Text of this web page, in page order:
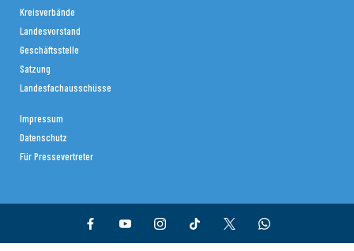
Kreisverbände
Landesvorstand
Geschäftsstelle
Satzung
Landesfachausschüsse
Impressum
Datenschutz
Für Pressevertreter